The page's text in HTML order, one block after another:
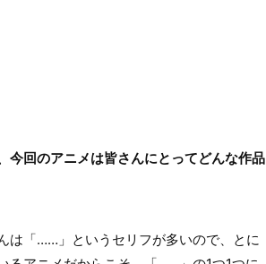
回のアニメは皆さんにとってどんな作品
は「……」というセリフが多いので、とに